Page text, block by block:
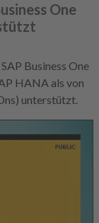
One
Business One
HANA als von
unterstützt.